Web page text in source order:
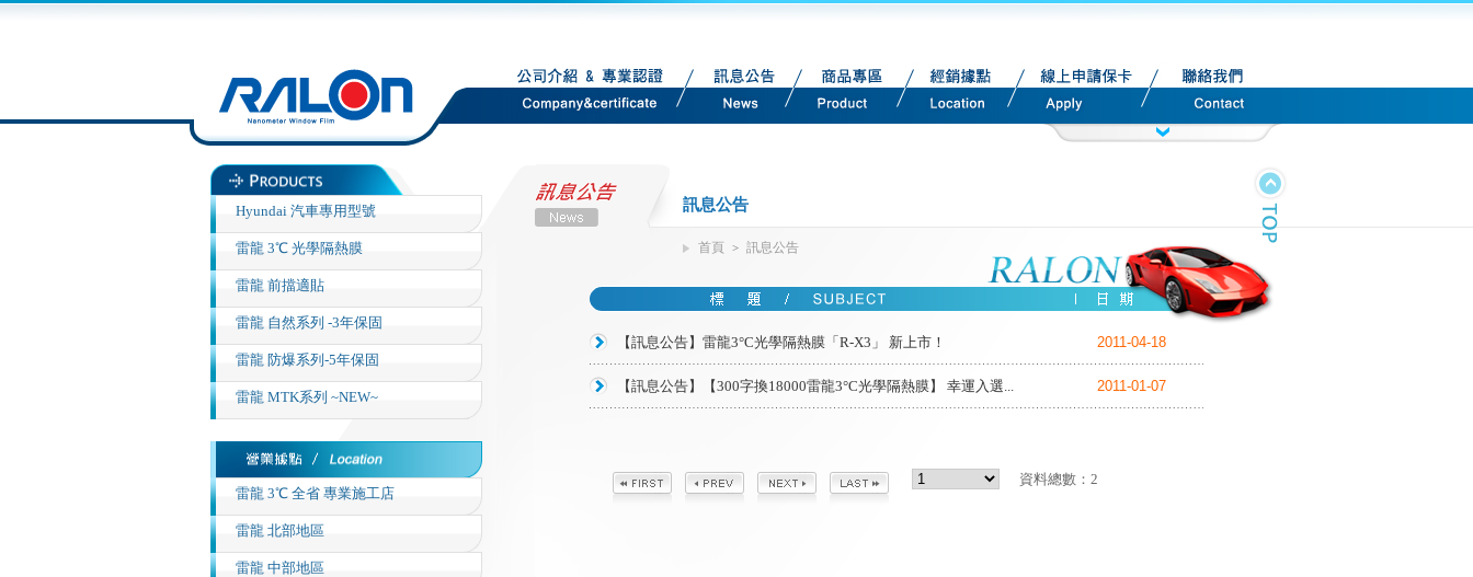
Hyundai 汽車專用型號
雷龍 3℃ 光學隔熱膜
雷龍 前擋適貼
雷龍 自然系列 -3年保固
雷龍 防爆系列-5年保固
雷龍 MTK系列 ~NEW~
雷龍 3℃ 全省 專業施工店
雷龍 北部地區
雷龍 中部地區
首頁 > 訊息公告
訊息公告
【訊息公告】雷龍3°C光學隔熱膜「R-X3」 新上市！ 2011-04-18
【訊息公告】【300字換18000雷龍3°C光學隔熱膜】 幸運入選... 2011-01-07
資料總數：2